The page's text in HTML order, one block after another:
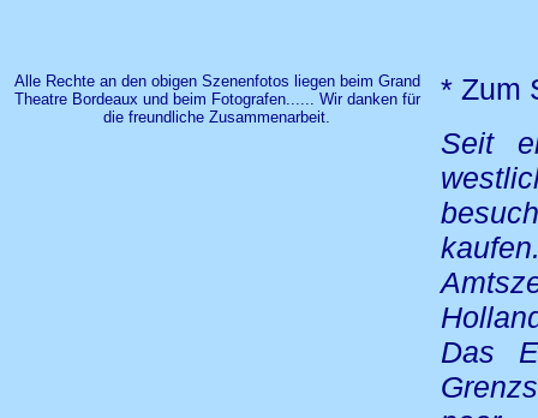
Alle Rechte an den obigen Szenenfotos liegen beim Grand
Theatre Bordeaux und beim Fotografen...... Wir danken für
die freundliche Zusammenarbeit.
* Zum
Seit
Das